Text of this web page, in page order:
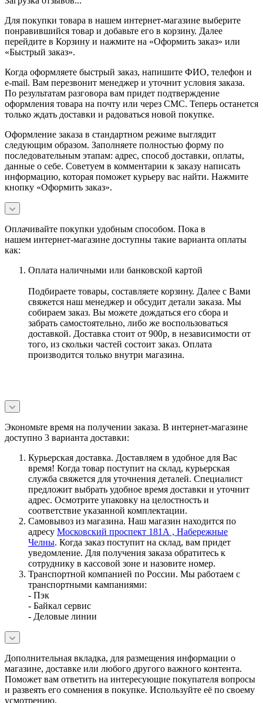
Для покупки товара в нашем интернет-магазине выберите
понравившийся товар и добавьте его в корзину. Далее
перейдите в Корзину и нажмите на «Оформить заказ» или
«Быстрый заказ».
Когда оформляете быстрый заказ, напишите ФИО, телефон и
e-mail. Вам перезвонит менеджер и уточнит условия заказа.
По результатам разговора вам придет подтверждение
оформления товара на почту или через СМС. Теперь останется
только ждать доставки и радоваться новой покупке.
Оформление заказа в стандартном режиме выглядит
следующим образом. Заполняете полностью форму по
последовательным этапам: адрес, способ доставки, оплаты,
данные о себе. Советуем в комментарии к заказу написать
информацию, которая поможет курьеру вас найти. Нажмите
кнопку «Оформить заказ».
Оплачивайте покупки удобным способом. Пока в
нашем интернет-магазине доступны такие варианта оплаты
как:
Оплата наличными или банковской картой
Подбираете товары, составляете корзину. Далее с Вами
свяжется наш менеджер и обсудит детали заказа. Мы
собираем заказ. Вы можете дождаться его сбора и
забрать самостоятельно, либо же воспользоваться
доставкой. Доставка стоит от 900р, в независимости от
того, из скольки частей состоит заказ. Оплата
производится только внутри магазина.
Экономьте время на получении заказа. В интернет-магазине
доступно 3 варианта доставки:
Курьерская доставка. Доставляем в удобное для Вас
время! Когда товар поступит на склад, курьерская
служба свяжется для уточнения деталей. Специалист
предложит выбрать удобное время доставки и уточнит
адрес. Осмотрите упаковку на целостность и
соответствие указанной комплектации.
Самовывоз из магазина. Наш магазин находится по
адресу Московский проспект 181А , Набережные
Челны. Когда заказ поступит на склад, вам придет
уведомление. Для получения заказа обратитесь к
сотруднику в кассовой зоне и назовите номер.
Транспортной компанией по России. Мы работаем с
транспортными кампаниями:
- Пэк
- Байкал сервис
- Деловые линии
Дополнительная вкладка, для размещения информации о
магазине, доставке или любого другого важного контента.
Поможет вам ответить на интересующие покупателя вопросы
и развеять его сомнения в покупке. Используйте её по своему
усмотрению.